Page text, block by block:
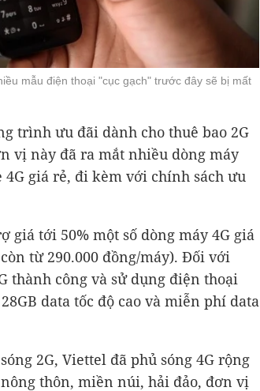
mẫu điện thoại "cục gạch" trước đây sẽ bị mất
trình ưu đãi dành cho thuê bao 2G
vị này đã ra mắt nhiều dòng máy
giá rẻ, đi kèm với chính sách ưu
giá tới 50% một số dòng máy 4G giá
từ 290.000 đồng/máy). Đối với
thành công và sử dụng điện thoại
data tốc độ cao và miễn phí data
2G, Viettel đã phủ sóng 4G rộng
thôn, miền núi, hải đảo, đơn vị